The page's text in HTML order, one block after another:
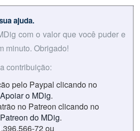
ajuda.
com o valor que você puder e
minuto. Obrigado!
contribuição:
pelo Paypal clicando no
Apoiar o MDig.
no Patreon clicando no
Patreon do MDig.
72 ou